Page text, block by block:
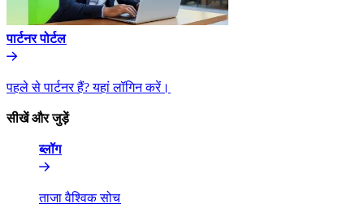
पार्टनर पोर्टल​​
पहले से पार्टनर हैं? यहां लॉगिन करें।​​
सीखें और जुड़ें​​
ब्लॉग​​
ताजा वैश्विक सोच​​